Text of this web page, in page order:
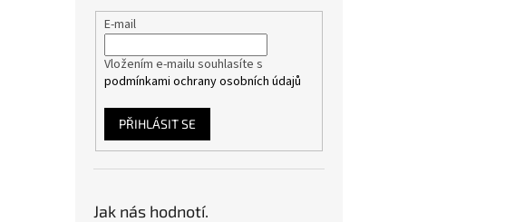
E-mail
Vložením e-mailu souhlasíte s
podmínkami ochrany osobních údajů
PŘIHLÁSIT SE
Jak nás hodnotí.